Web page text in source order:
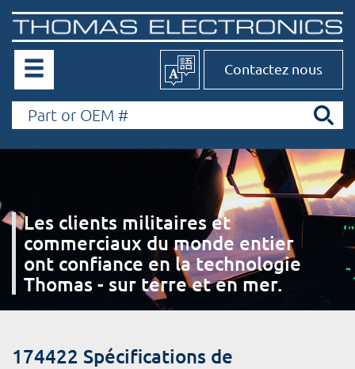
Contactez nous
Les clients militaires et
commerciaux du monde entier
ont confiance en la technologie
Thomas - sur terre et en mer.
174422 Spécifications de